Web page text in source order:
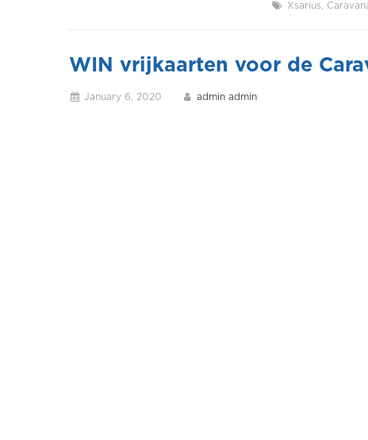
Xsarius
WIN vrijkaarten voor de
January 6, 2020 admin admin